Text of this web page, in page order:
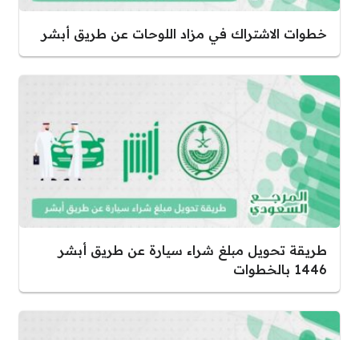
خطوات الاشتراك في مزاد اللوحات عن طريق أبشر
طريقة تحويل مبلغ شراء سيارة عن طريق أبشر
1446 بالخطوات